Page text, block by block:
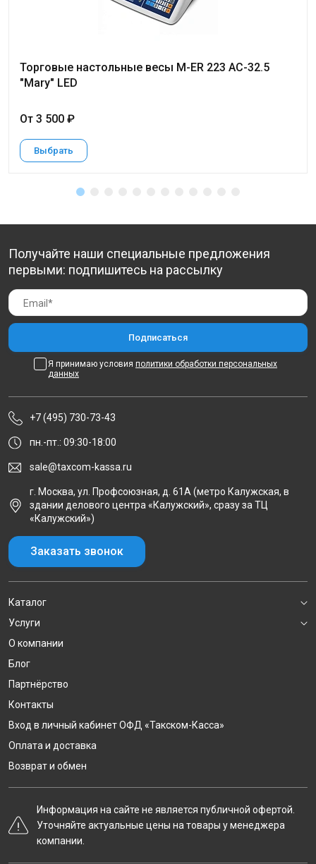
Торговые настольные весы M-ER 223 AC-32.5
"Mary" LED
От 3 500 ₽
Выбрать
Получайте наши специальные предложения
первыми: подпишитесь на рассылку
Я принимаю условия политики обработки персональных
данных
+7 (495) 730-73-43
пн.-пт.: 09:30-18:00
sale@taxcom-kassa.ru
г. Москва, ул. Профсоюзная, д. 61А (метро Калужская, в
здании делового центра «Калужский», сразу за ТЦ
«Калужский»)
Заказать звонок
Каталог
Услуги
О компании
Блог
Партнёрство
Контакты
Вход в личный кабинет ОФД «Такском-Касса»
Оплата и доставка
Возврат и обмен
Информация на сайте не является публичной офертой.
Уточняйте актуальные цены на товары у менеджера
компании.